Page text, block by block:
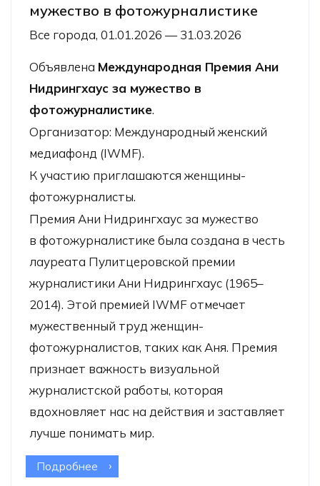
мужество в фотожурналистике
Все города, 01.01.2026 — 31.03.2026
Объявлена Международная Премия Ани
Нидрингхаус за мужество в
фотожурналистике.
Организатор: Международный женский
медиафонд (IWMF).
К участию приглашаются женщины-
фотожурналисты.
Премия Ани Нидрингхаус за мужество
в фотожурналистике была создана в честь
лауреата Пулитцеровской премии
журналистики Ани Нидрингхаус (1965–
2014). Этой премией IWMF отмечает
мужественный труд женщин-
фотожурналистов, таких как Аня. Премия
признает важность визуальной
журналистской работы, которая
вдохновляет нас на действия и заставляет
лучше понимать мир.
Подробнее о Премия Ани Нидрингхаус за